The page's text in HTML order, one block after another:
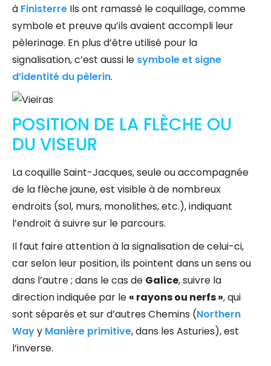
à Finisterre Ils ont ramassé le coquillage, comme
symbole et preuve qu’ils avaient accompli leur
pèlerinage. En plus d’être utilisé pour la
signalisation, c’est aussi le symbole et signe
d’identité du pèlerin.
POSITION DE LA FLÈCHE OU
DU VISEUR
La coquille Saint-Jacques, seule ou accompagnée
de la flèche jaune, est visible à de nombreux
endroits (sol, murs, monolithes, etc.), indiquant
l’endroit à suivre sur le parcours.
Il faut faire attention à la signalisation de celui-ci,
car selon leur position, ils pointent dans un sens ou
dans l’autre ; dans le cas de Galice, suivre la
direction indiquée par le « rayons ou nerfs », qui
sont séparés et sur d’autres Chemins (Northern
Wayy Manière primitive, dans les Asturies), est
l’inverse.